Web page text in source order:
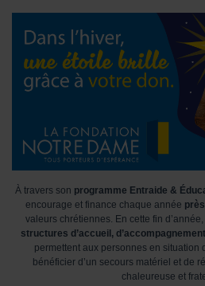
À travers son programme Entraide &
encourage et finance chaque année
valeurs chrétiennes. En cette fin
structures d’accueil,
permettent aux personnes en situation
bénéficier d’un secours matériel et de
chaleureuse et